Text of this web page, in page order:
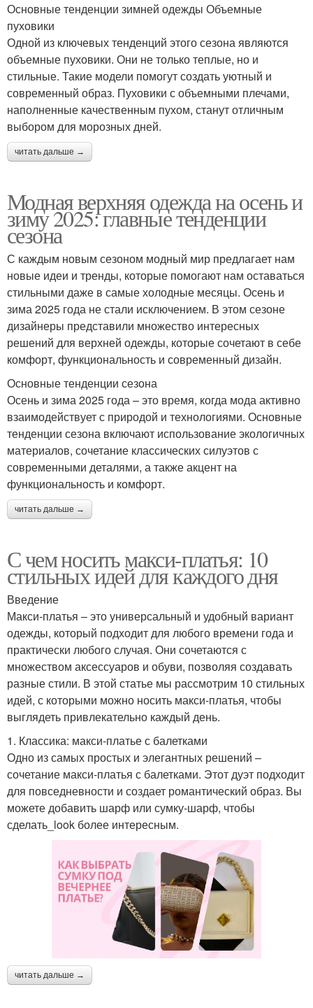
Основные тенденции зимней одежды Объемные
пуховики
Одной из ключевых тенденций этого сезона являются
объемные пуховики. Они не только теплые, но и
стильные. Такие модели помогут создать уютный и
современный образ. Пуховики с объемными плечами,
наполненные качественным пухом, станут отличным
выбором для морозных дней.
читать дальше →
Модная верхняя одежда на осень и
зиму 2025: главные тенденции
сезона
С каждым новым сезоном модный мир предлагает нам
новые идеи и тренды, которые помогают нам оставаться
стильными даже в самые холодные месяцы. Осень и
зима 2025 года не стали исключением. В этом сезоне
дизайнеры представили множество интересных
решений для верхней одежды, которые сочетают в себе
комфорт, функциональность и современный дизайн.
Основные тенденции сезона
Осень и зима 2025 года – это время, когда мода активно
взаимодействует с природой и технологиями. Основные
тенденции сезона включают использование экологичных
материалов, сочетание классических силуэтов с
современными деталями, а также акцент на
функциональность и комфорт.
читать дальше →
С чем носить макси-платья: 10
стильных идей для каждого дня
Введение
Макси-платья – это универсальный и удобный вариант
одежды, который подходит для любого времени года и
практически любого случая. Они сочетаются с
множеством аксессуаров и обуви, позволяя создавать
разные стили. В этой статье мы рассмотрим 10 стильных
идей, с которыми можно носить макси-платья, чтобы
выглядеть привлекательно каждый день.
1. Классика: макси-платье с балетками
Одно из самых простых и элегантных решений –
сочетание макси-платья с балетками. Этот дуэт подходит
для повседневности и создает романтический образ. Вы
можете добавить шарф или сумку-шарф, чтобы
сделать_look более интересным.
читать дальше →